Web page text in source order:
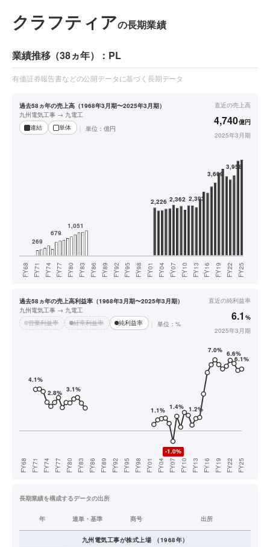
クラフティアの長期業績
業績推移（38ヵ年）：PL
有価証券報告書などの公開データに基づく長期データ
過去58ヵ年の売上高（1968年3月期〜2025年3月期）
九州電気工事 → 九電工
連結
単体 単位： 億円
直近の売上高
4,740億円
2025年3月期
過去58ヵ年の売上高利益率（1968年3月期〜2025年3月期）
九州電気工事 → 九電工
営業利益率
経常利益率 純利益率 単位：%
直近の純利益率
6.1 %
2025年3月期
長期業績を構成するデータの出所
年 連単・基準 商号 出所
九州電気工事が株式上場 （1968年）